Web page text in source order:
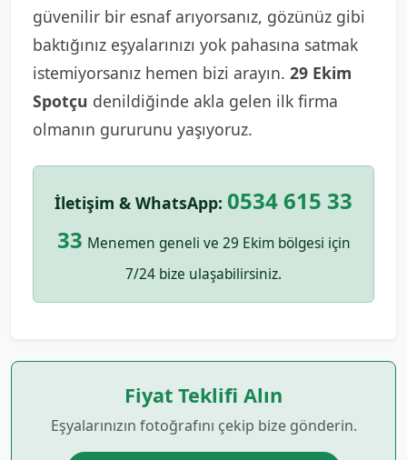
güvenilir bir esnaf arıyorsanız, gözünüz gibi
baktığınız eşyalarınızı yok pahasına satmak
istemiyorsanız hemen bizi arayın. 29 Ekim
Spotçu denildiğinde akla gelen ilk firma
olmanın gururunu yaşıyoruz.
İletişim & WhatsApp: 0534 615 33
33 Menemen geneli ve 29 Ekim bölgesi için
7/24 bize ulaşabilirsiniz.
Fiyat Teklifi Alın
Eşyalarınızın fotoğrafını çekip bize gönderin.